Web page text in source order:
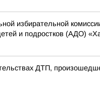
избирательной
и подростков (АДО)
ДТП,